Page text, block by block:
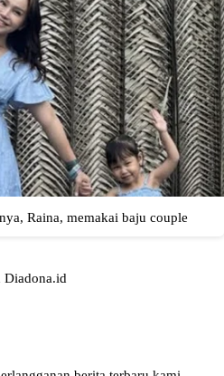
Diadona.id